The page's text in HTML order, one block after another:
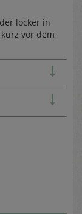
locker in
vor dem